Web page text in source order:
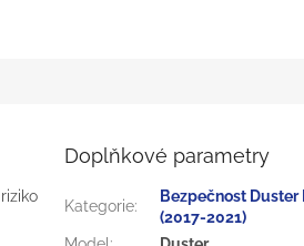
Doplňkové parametry
Kategorie:
Bezpečnost Duster II
(2017-2021)